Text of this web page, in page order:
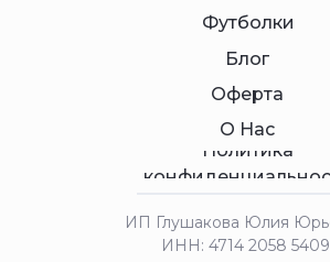
ИП Глушакова Юлия
ИНН: 4714 2058
Футболки
Политика
Оферта
О Нас
Блог